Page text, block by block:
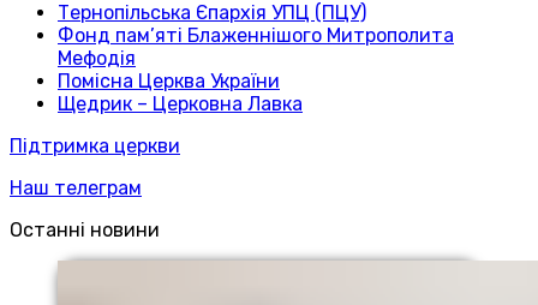
Тернопільська Єпархія УПЦ (ПЦУ)
Фонд пам’яті Блаженнішого Митрополита
Мефодія
Помісна Церква України
Щедрик – Церковна Лавка
Підтримка церкви
Наш телеграм
Останні новини